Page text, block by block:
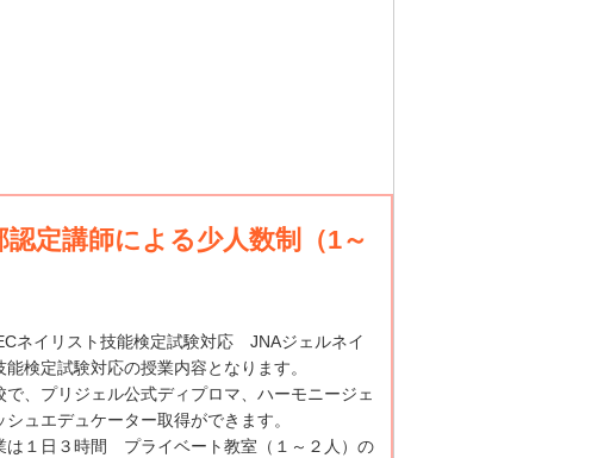
定講師による少人数制（1～
ネイリスト技能検定試験対応 JNAジェルネイ
能検定試験対応の授業内容となります。
で、プリジェル公式ディプロマ、ハーモニージェ
シュエデュケーター取得ができます。
は１日３時間 プライベート教室（１～２人）の